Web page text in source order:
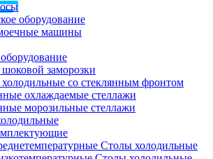
оборудование
машины
заморозки
со стеклянным фронтом
охлаждаемые стеллажи
морозильные стеллажи
Столы холодильные